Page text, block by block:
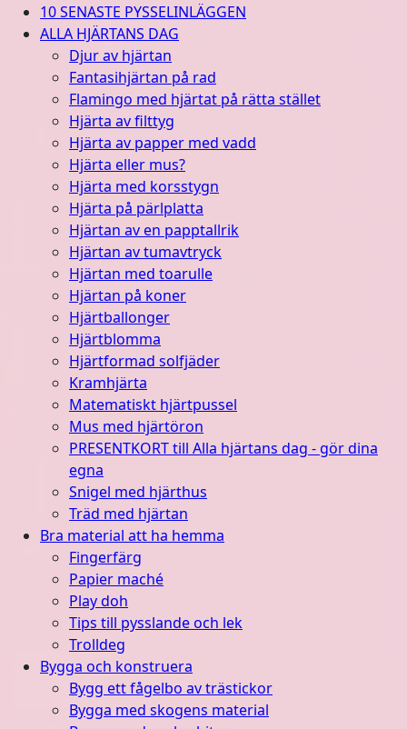
10 SENASTE PYSSELINLÄGGEN
ALLA HJÄRTANS DAG
Djur av hjärtan
Fantasihjärtan på rad
Flamingo med hjärtat på rätta stället
Hjärta av filttyg
Hjärta av papper med vadd
Hjärta eller mus?
Hjärta med korsstygn
Hjärta på pärlplatta
Hjärtan av en papptallrik
Hjärtan av tumavtryck
Hjärtan med toarulle
Hjärtan på koner
Hjärtballonger
Hjärtblomma
Hjärtformad solfjäder
Kramhjärta
Matematiskt hjärtpussel
Mus med hjärtöron
PRESENTKORT till Alla hjärtans dag - gör dina
egna
Snigel med hjärthus
Träd med hjärtan
Bra material att ha hemma
Fingerfärg
Papier maché
Play doh
Tips till pysslande och lek
Trolldeg
Bygga och konstruera
Bygg ett fågelbo av trästickor
Bygga med skogens material